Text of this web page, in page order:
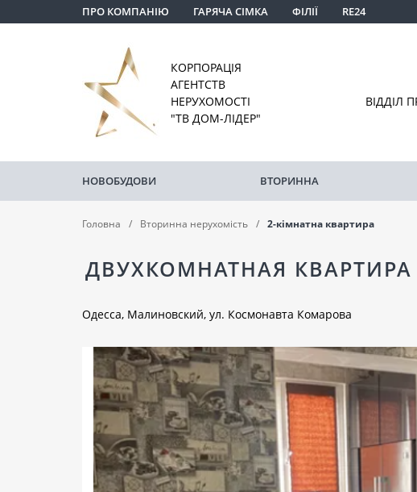
ПРО КОМПАНІЮ ГАРЯЧА СІМКА ФІЛІЇ RE24
КОРПОРАЦІЯ
АГЕНТСТВ
НЕРУХОМОСТІ
"ТВ ДОМ-ЛІДЕР"
ВІДДІЛ
НОВОБУДОВИ ВТОРИННА
Головна Вторинна нерухомість 2-кімнатна квартира
ДВУХКОМНАТНАЯ
Одесса, Малиновский, ул. Космонавта Комарова